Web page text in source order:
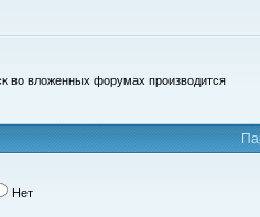
во вложенных форумах производится
Нет